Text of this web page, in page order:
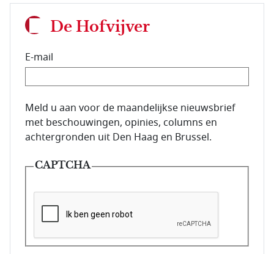
De Hofvijver
E-mail
E-mailadres van de abonnee.
Meld u aan voor de maandelijkse nieuwsbrief
met beschouwingen, opinies, columns en
achtergronden uit Den Haag en Brussel.
CAPTCHA
Deze vraag is om te controleren dat u een mens